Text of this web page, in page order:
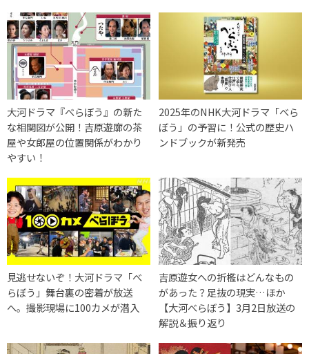
大河ドラマ『べらぼう』の新た
な相関図が公開！吉原遊廓の茶
屋や女郎屋の位置関係がわかり
やすい！
2025年のNHK大河ドラマ「べら
ぼう」の予習に！公式の歴史ハ
ンドブックが新発売
見逃せないぞ！大河ドラマ「べ
らぼう」舞台裏の密着が放送
へ。撮影現場に100カメが潜入
吉原遊女への折檻はどんなもの
があった？足抜の現実…ほか
【大河べらぼう】3月2日放送の
解説＆振り返り